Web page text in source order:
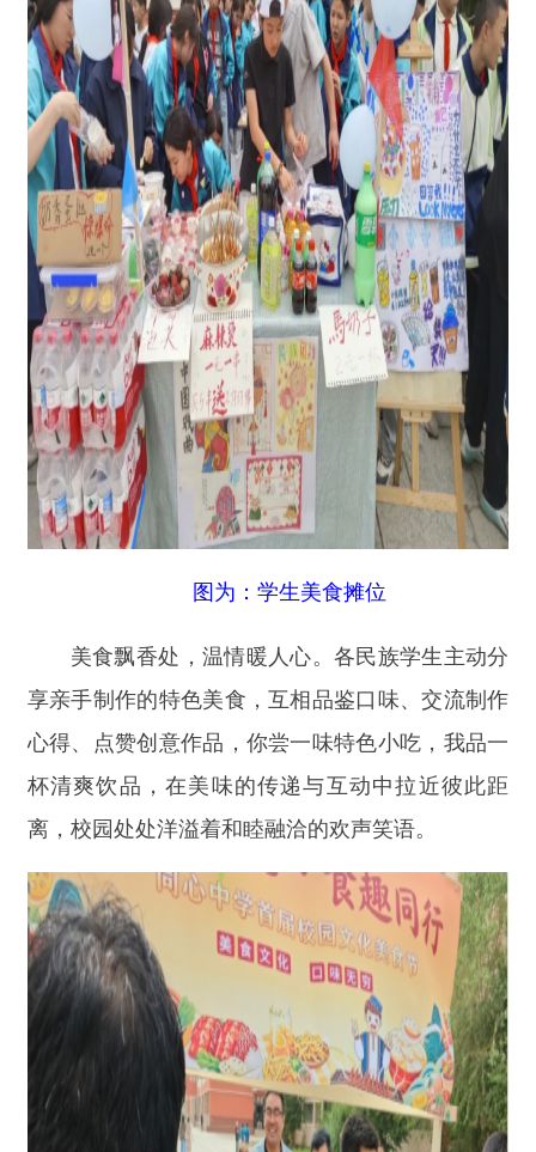
图为：学生美食摊位
美食飘香处，温情暖人心。各民族学生主动分
享亲手制作的特色美食，互相品鉴口味、交流制作
心得、点赞创意作品，你尝一味特色小吃，我品一
杯清爽饮品，在美味的传递与互动中拉近彼此距
离，校园处处洋溢着和睦融洽的欢声笑语。
图为：教师美食摊位
活动现场秩序井然、文明有序，“光盘行动”“文
明交易
等温馨提示牌醒目醒目，引导学生践行文